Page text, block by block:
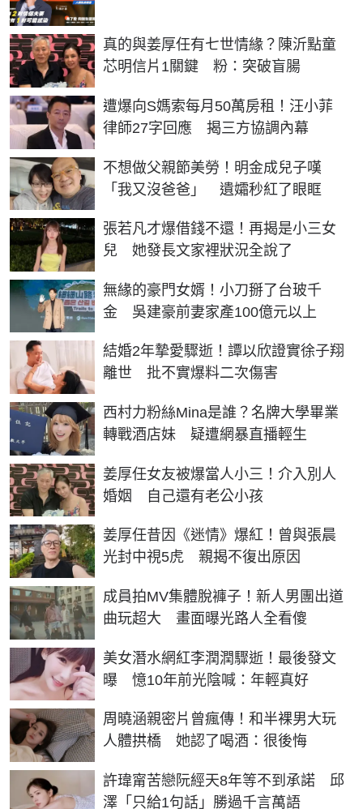
真的與姜厚任有七世情緣？陳沂點童
芯明信片1關鍵 粉：突破盲腸
遭爆向S媽索每月50萬房租！汪小菲
律師27字回應 揭三方協調內幕
不想做父親節美勞！明金成兒子嘆
「我又沒爸爸」 遺孀秒紅了眼眶
張若凡才爆借錢不還！再揭是小三女
兒 她發長文家裡狀況全說了
無緣的豪門女婿！小刀掰了台玻千
金 吳建豪前妻家產100億元以上
結婚2年摯愛驟逝！譚以欣證實徐子翔
離世 批不實爆料二次傷害
西村力粉絲Mina是誰？名牌大學畢業
轉戰酒店妹 疑遭網暴直播輕生
姜厚任女友被爆當人小三！介入別人
婚姻 自己還有老公小孩
姜厚任昔因《迷情》爆紅！曾與張晨
光封中視5虎 親揭不復出原因
成員拍MV集體脫褲子！新人男團出道
曲玩超大 畫面曝光路人全看傻
美女潛水網紅李潤潤驟逝！最後發文
曝 憶10年前光陰喊：年輕真好
周曉涵親密片曾瘋傳！和半裸男大玩
人體拱橋 她認了喝酒：很後悔
許瑋甯苦戀阮經天8年等不到承諾 邱
澤「只給1句話」勝過千言萬語